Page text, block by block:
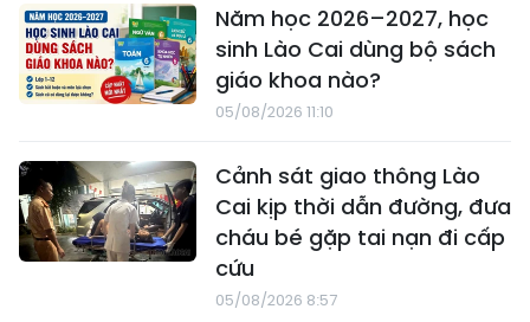
Năm học 2026–2027, học
sinh Lào Cai dùng bộ sách
giáo khoa nào?
05/08/2026 11:10
Cảnh sát giao thông Lào
Cai kịp thời dẫn đường, đưa
cháu bé gặp tai nạn đi cấp
cứu
05/08/2026 8:57